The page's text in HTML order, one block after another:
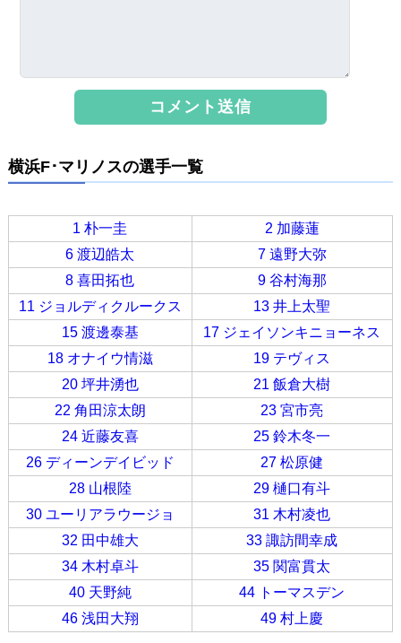
横浜F･マリノスの選手一覧
1 朴一圭
2 加藤蓮
6 渡辺皓太
7 遠野大弥
8 喜田拓也
9 谷村海那
11 ジョルディクルークス
13 井上太聖
15 渡邊泰基
17 ジェイソンキニョーネス
18 オナイウ情滋
19 テヴィス
20 坪井湧也
21 飯倉大樹
22 角田涼太朗
23 宮市亮
24 近藤友喜
25 鈴木冬一
26 ディーンデイビッド
27 松原健
28 山根陸
29 樋口有斗
30 ユーリアラウージョ
31 木村凌也
32 田中雄大
33 諏訪間幸成
34 木村卓斗
35 関富貫太
40 天野純
44 トーマスデン
46 浅田大翔
49 村上慶